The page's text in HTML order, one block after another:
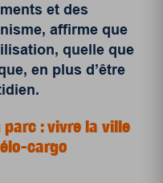
et des
affirme que
quelle que
en plus d’être
parc : vivre la ville
cargo